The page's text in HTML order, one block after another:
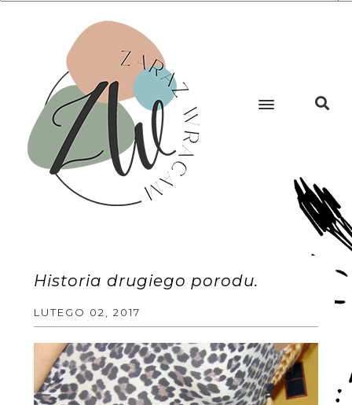
Historia drugiego porodu.
LUTEGO 02, 2017